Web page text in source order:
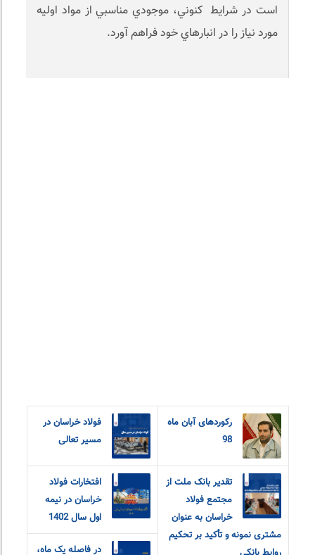
است در شرايط كنوني، موجودي مناسبي از مواد اوليه
مورد نياز را در انبارهاي خود فراهم آورد.
رکوردهای آبان ماه
98
فولاد خراسان در
مسیر تعالی
تقدیر بانک ملت از
مجتمع فولاد
خراسان به عنوان
مشتری نمونه و تأکید بر تحکیم
افتخارات فولاد
خراسان در نیمه
اول سال 1402
در فاصله یک ماه،